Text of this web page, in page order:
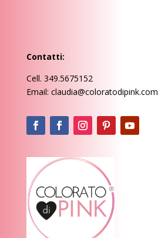
Contatti:
Cell. 349.5675152
Email: claudia@coloratodipink.com